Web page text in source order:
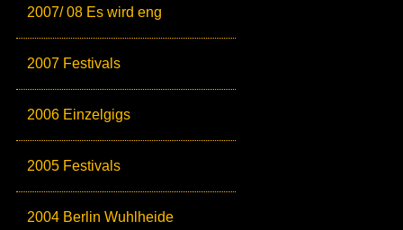
2007/ 08 Es wird eng
2007 Festivals
2006 Einzelgigs
2005 Festivals
2004 Berlin Wuhlheide